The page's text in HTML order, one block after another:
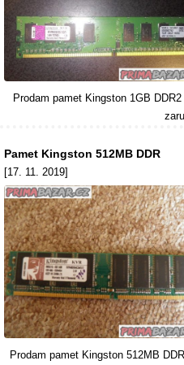
Prodam pamet Kingston 1GB
Pamet Kingston 512MB DDR
[17. 11. 2019]
Prodam pamet Kingston 512MB